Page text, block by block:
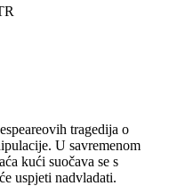
tragedija o
U savremenom
kući suočava se s
uspjeti nadvladati.